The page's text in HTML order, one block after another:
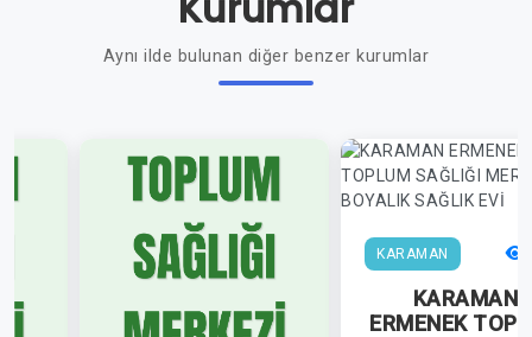
Aynı ilde bulunan diğer benzer kurumlar
KARAMAN
KARAMAN
ERMENEK